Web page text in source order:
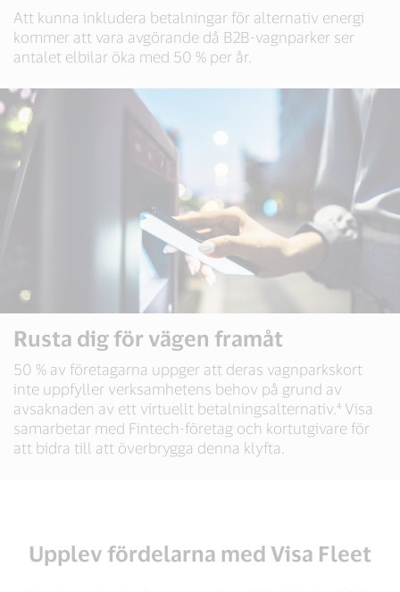
Att kunna inkludera betalningar för alternativ energi
kommer att vara avgörande då B2B-vagnparker ser
antalet elbilar öka med 50 % per år.
Rusta dig för vägen framåt
50 % av företagarna uppger att deras vagnparkskort
inte uppfyller verksamhetens behov på grund av
avsaknaden av ett virtuellt betalningsalternativ.⁴ Visa
samarbetar med Fintech-företag och kortutgivare för
att bidra till att överbrygga denna klyfta.
Upplev fördelarna med Visa Fleet